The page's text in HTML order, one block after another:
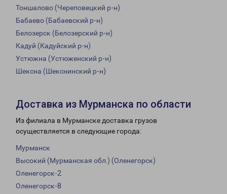
Тоншалово (Череповецкий р-н)
Бабаево (Бабаевский р-н)
Белозерск (Белозерский р-н)
Кадуй (Кадуйский р-н)
Устюжна (Устюженский р-н)
Шексна (Шекснинский р-н)
Доставка из Мурманска по области
Из филиала в Мурманске доставка грузов
осуществляется в следующие города:
Мурманск
Высокий (Мурманская обл.) (Оленегорск)
Оленегорск-2
Оленегорск-8